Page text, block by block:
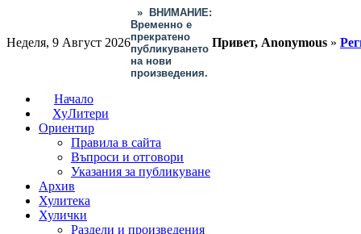
Неделя, 9 Август 2026
»
ВНИМАНИЕ:
Временно е
прекратено
публикуването
на нови
произведения.
Привет, Anonymous »
Начало
ХуЛитери
Ориентир
Правила в сайта
Въпроси и отговори
Указания за публикуване
Архив
Хулитека
Хулички
Раздели и произведения